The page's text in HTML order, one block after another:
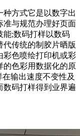
方式它是以数字出
准与规范办理好页面
能;数码打样以数码
传统的制胶片晒版
彩色喷绘打印机或彩
的色彩用数据化的原
输出速度不变性及
数码打样得到业界遍